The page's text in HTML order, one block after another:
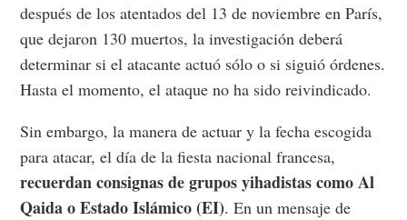
después de los atentados del 13 de noviembre en París,
que dejaron 130 muertos, la investigación deberá
determinar si el atacante actuó sólo o si siguió órdenes.
Hasta el momento, el ataque no ha sido reivindicado.
Sin embargo, la manera de actuar y la fecha escogida
para atacar, el día de la fiesta nacional francesa,
recuerdan consignas de grupos yihadistas como Al
Qaida o Estado Islámico (EI). En un mensaje de